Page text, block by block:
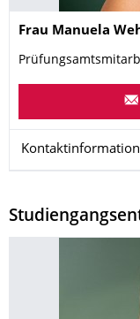
Name
Frau Manuela